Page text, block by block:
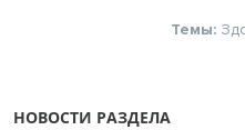
Темы:
НОВОСТИ РАЗДЕЛА